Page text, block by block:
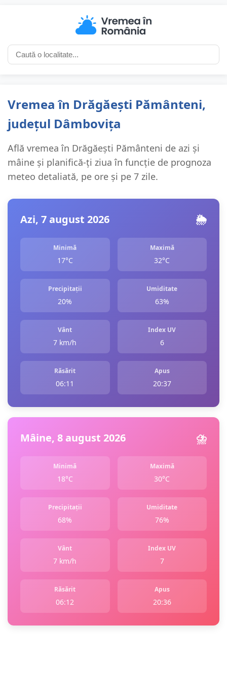
Vremea în Drăgăești Pământeni,
județul Dâmbovița
Află vremea în Drăgăești Pământeni de azi și
mâine și planifică-ți ziua în funcție de prognoza
meteo detaliată, pe ore și pe 7 zile.
Azi, 7 august 2026 🌦️
Minimă
17°C
Maximă
32°C
Precipitații
20%
Umiditate
63%
Vânt
7 km/h
Index UV
6
Răsărit
06:11
Apus
20:37
Mâine, 8 august 2026 ⛈️
Minimă
18°C
Maximă
30°C
Precipitații
68%
Umiditate
76%
Vânt
7 km/h
Index UV
7
Răsărit
06:12
Apus
20:36